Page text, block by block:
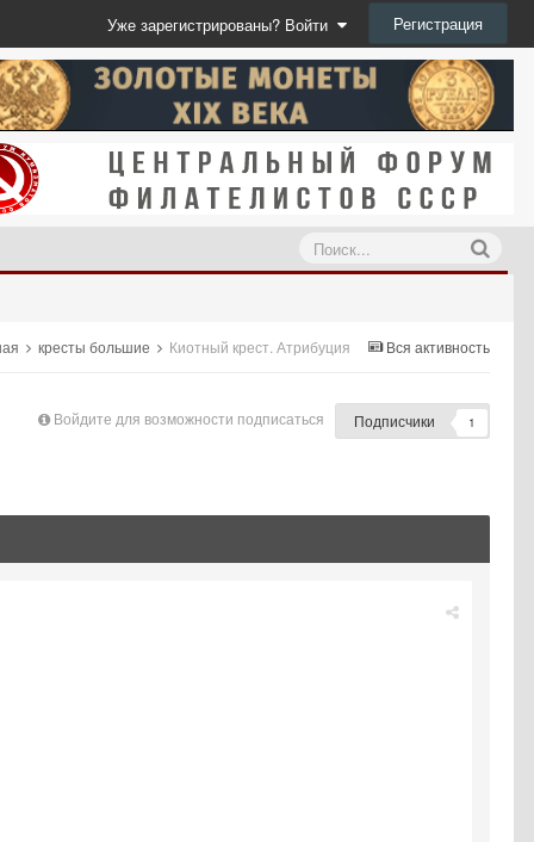
Уже зарегистрированы? Войти Регистрация
Вся активность
кресты большие Киотный крест. Атрибуция
Войдите для возможности подписаться Подписчики 1